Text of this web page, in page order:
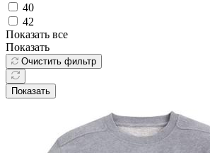
40
42
Показать все
Показать
Очистить фильтр
Показать